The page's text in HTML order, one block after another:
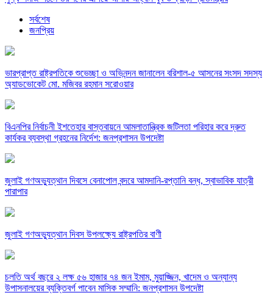
সর্বশেষ
জনপ্রিয়
ভারপ্রাপ্ত রাষ্ট্রপতিকে শুভেচ্ছা ও অভিনন্দন জানালেন বরিশাল-৫ আসনের সংসদ সদস্য
অ্যাডভোকেট মো. মজিবর রহমান সরোওয়ার
বিএনপির নির্বাচনী ইশতেহার বাস্তবায়নে আমলাতান্ত্রিক জটিলতা পরিহার করে দ্রুত
কার্যকর ব্যবস্থা গ্রহনের নির্দেশ: জনপ্রশাসন উপদেষ্টা
জুলাই গণঅভ্যুত্থান দিবসে বেনাপোল বন্দরে আমদানি-রপ্তানি বন্ধ, স্বাভাবিক যাত্রী
পারাপার
জুলাই গণঅভ্যুত্থান দিবস উপলক্ষ্যে রাষ্ট্রপতির বাণী
চলতি অর্থ বছরে ২ লক্ষ ৫৬ হাজার ৭৪ জন ইমাম, মুয়াজ্জিন, খাদেম ও অন্যান্য
উপাসনালয়ের ব্যক্তিবর্গ পাবেন মাসিক সম্মানি: জনপ্রশাসন উপদেষ্টা